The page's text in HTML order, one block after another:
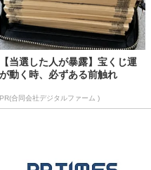
【当選した人が暴露】宝くじ運
が動く時、必ずある前触れ
PR(合同会社デジタルファーム )